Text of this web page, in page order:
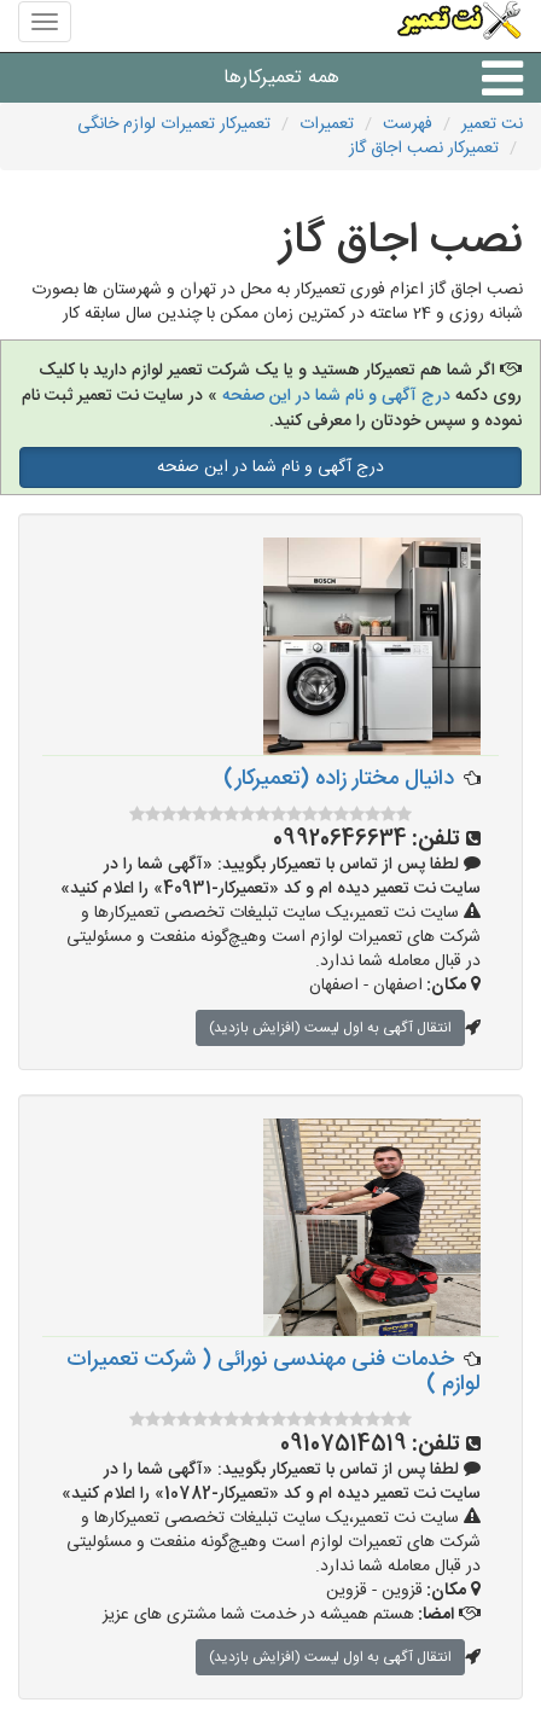
منوی
سایت
تعمیر
همه تعمیرکارها
شرکت های تعمیرات لوازم
نت تعمیر فهرست تعمیرات
تعمیرکار تعمیرات لوازم خانگی
تعمیرکار نصب اجاق گاز
نصب اجاق گاز
نصب اجاق گاز اعزام فوری تعمیرکار به محل در تهران و شهرستان ها بصورت
شبانه روزی و 24 ساعته در کمترین زمان ممکن با چندین سال سابقه کار
اگر شما هم تعمیرکار هستید و یا یک شرکت تعمیر لوازم دارید با کلیک
روی دکمهدرج آگهی و نام شما در این صفحه » در سایت نت تعمیر ثبت نام
نموده و سپس خودتان را معرفی کنید.
درج آگهی و نام شما در این صفحه
دانیال مختار زاده (تعمیرکار)
تلفن: 09920646634
لطفا پس از تماس با تعمیرکار بگویید: «آگهی شما را در
سایت نت تعمیر دیده ام و کد «تعمیرکار-40931» را اعلام کنید»
سایت نت تعمیر،یک سایت تبلیغات تخصصی تعمیرکارها و
شرکت های تعمیرات لوازم است وهیچ‌گونه منفعت و مسئولیتی
در قبال معامله شما ندارد.
مکان: اصفهان - اصفهان
انتقال آگهی به اول لیست (افزایش بازدید)
خدمات فنی مهندسی نورائی ( شرکت تعمیرات
لوازم )
تلفن: 09107514519
لطفا پس از تماس با تعمیرکار بگویید: «آگهی شما را در
سایت نت تعمیر دیده ام و کد «تعمیرکار-10782» را اعلام کنید»
سایت نت تعمیر،یک سایت تبلیغات تخصصی تعمیرکارها و
شرکت های تعمیرات لوازم است وهیچ‌گونه منفعت و مسئولیتی
در قبال معامله شما ندارد.
مکان: قزوین - قزوین
امضا:هستم همیشه در خدمت شما مشتری های عزیز
انتقال آگهی به اول لیست (افزایش بازدید)